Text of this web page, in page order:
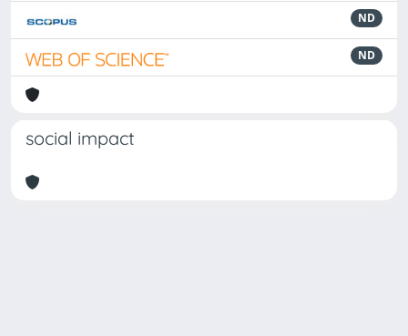
ND
ND
social impact